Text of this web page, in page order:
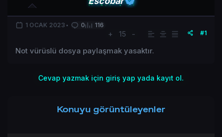
1 OCAK 2023 0 116
+ 15 - #1
Not vürüslü dosya paylaşmak yasaktır.
Cevap yazmak için giriş yap yada kayıt ol.
Konuyu görüntüleyenler